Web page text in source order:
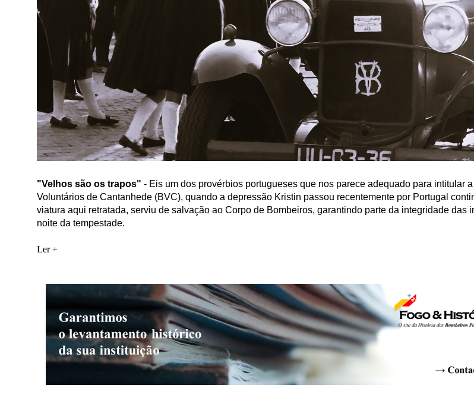
"Velhos são os trapos" - Eis um dos provérbios portugueses que nos parece adequado para
Voluntários de Cantanhede (BVC), quando a depressão Kristin passou recentemente por Portugal
viatura aqui retratada, serviu de salvação ao Corpo de Bombeiros, garantindo parte da integridade
noite da tempestade.
Ler +